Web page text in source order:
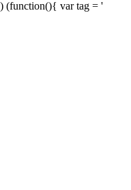
) (function(){ var tag = '